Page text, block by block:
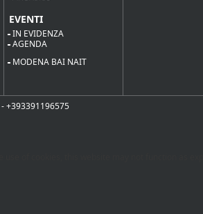
EVENTI
IN EVIDENZA
AGENDA
MODENA BAI NAIT
- +393391196575